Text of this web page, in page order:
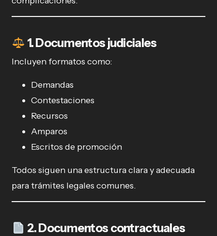
1. Documentos judiciales
Incluyen formatos como:
Demandas
Contestaciones
Recursos
Amparos
Escritos de promoción
Todos siguen una estructura clara y adecuada
para trámites legales comunes.
2. Documentos contractuales